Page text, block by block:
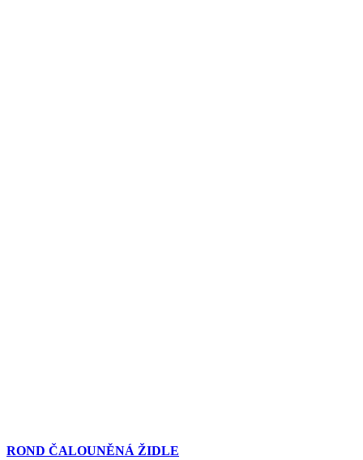
ROND ČALOUNĚNÁ ŽIDLE